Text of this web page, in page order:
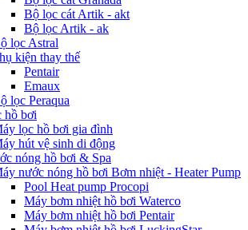
Bộ lọc cát Artik - akt
Bộ lọc Artik - ak
lọc Astral
kiện thay thế
Pentair
Emaux
lọc Peraqua
hồ bơi
lọc hồ bơi gia đình
hút vệ sinh di động
nóng hồ bơi & Spa
nước nóng hồ bơi Bơm nhiệt - Heater Pump
Pool Heat pump Procopi
Máy bơm nhiệt hồ bơi Waterco
Máy bơm nhiệt hồ bơi Pentair